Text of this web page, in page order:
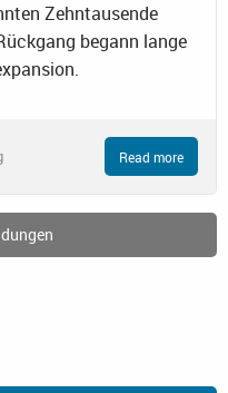
Zehntausende
begann lange
Read more